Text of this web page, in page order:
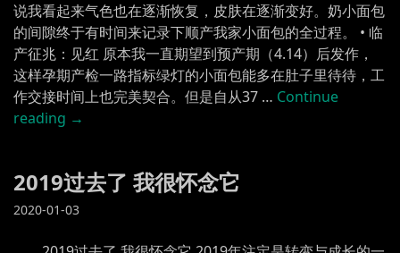
说我看起来气色也在逐渐恢复，皮肤在逐渐变好。奶小面包
的间隙终于有时间来记录下顺产我家小面包的全过程。 • 临
产征兆：见红 原本我一直期望到预产期（4.14）后发作，
这样孕期产检一路指标绿灯的小面包能多在肚子里待待，工
作交接时间上也完美契合。但是自从37 … Continue
reading
诞
生
→
2019过去了 我很怀念它
2020-01-03